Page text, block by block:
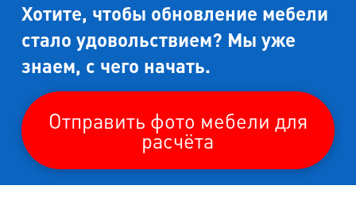
Хотите, чтобы обновление мебели
стало удовольствием? Мы уже
знаем, с чего начать.
Отправить фото мебели для
расчёта